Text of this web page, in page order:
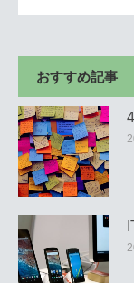
おすすめ記事